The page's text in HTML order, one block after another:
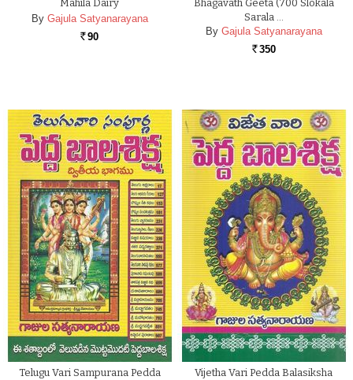
Mahila Dairy
By Gajula Satyanarayana
Rs. 90
Bhagavath Geeta (700 Slokala
Sarala …
By Gajula Satyanarayana
Rs. 350
Telugu Vari Sampurana Pedda
Vijetha Vari Pedda Balasiksha